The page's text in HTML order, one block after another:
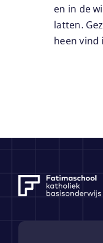
en in de
latten.
heen vind